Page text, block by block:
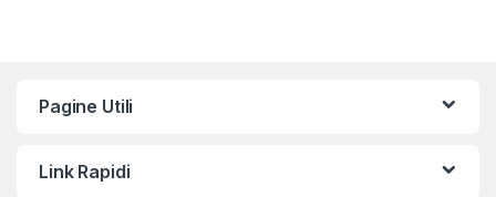
Pagine Utili
Link Rapidi